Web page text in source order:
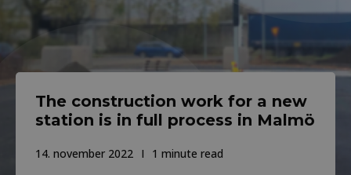
The construction work for a new
station is in full process in Malmö
14. november 2022 1 minute read